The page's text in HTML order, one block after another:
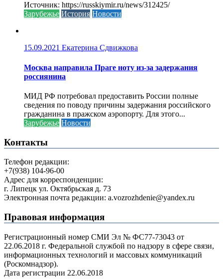
Источник: https://russkiymir.ru/news/312425/
Зарубежье История Новости
15.09.2021 Екатерина Сдвижкова
Москва направила Праге ноту из-за задержания
россиянина
МИД РФ потребовал предоставить России полные
сведения по поводу причины задержания российского
гражданина в пражском аэропорту. Для этого...
Зарубежье Новости
Контакты
Телефон редакции:
+7(938) 104-96-00
Адрес для корреспонденции:
г. Липецк ул. Октябрьская д. 73
Электронная почта редакции: a.vozrozhdenie@yandex.ru
Правовая информация
Регистрационный номер СМИ Эл № ФС77-73043 от
22.06.2018 г. Федеральной службой по надзору в сфере связи,
информационных технологий и массовых коммуникаций
(Роскомнадзор).
Дата регистрации 22.06.2018